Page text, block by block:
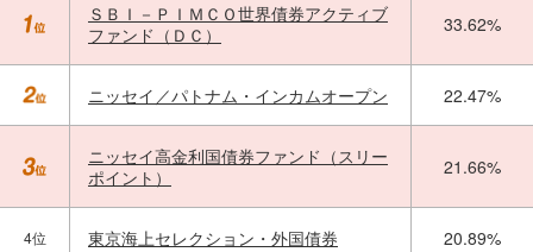
ＳＢＩ－ＰＩＭＣＯ世界債券アクティブ
ファンド（ＤＣ）
33.62%
ニッセイ／パトナム・インカムオープン 22.47%
ニッセイ高金利国債券ファンド（スリー
ポイント）
21.66%
4位 東京海上セレクション・外国債券 20.89%